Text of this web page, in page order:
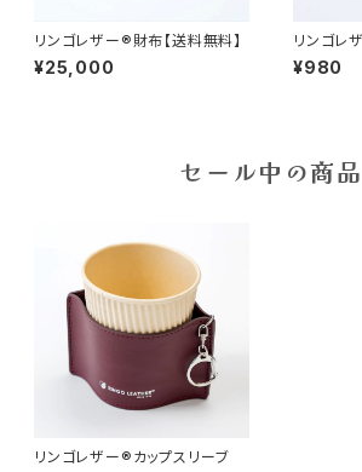
リンゴレザー®︎財布【送料無料】
¥25,000
リンゴレ
ーシブル）
¥980
セール中の商品
リンゴレザー®︎カップスリーブ